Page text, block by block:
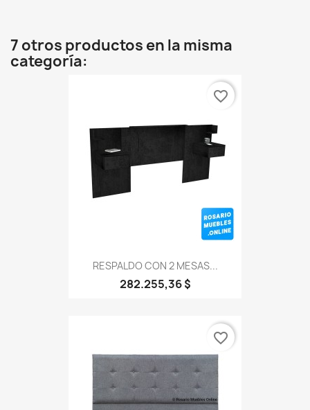
7 otros productos en la misma
categoría:
RESPALDO CON 2 MESAS...
282.255,36 $
favorite_border
favorite_border